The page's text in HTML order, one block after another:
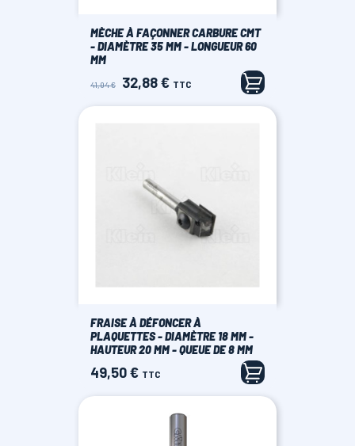
MÈCHE À FAÇONNER CARBURE CMT
- DIAMÈTRE 35 MM - LONGUEUR 60
MM
Prix
41,04 € Prix
32,88 € TTC
FRAISE À DÉFONCER À
PLAQUETTES - DIAMÈTRE 18 MM -
HAUTEUR 20 MM - QUEUE DE 8 MM
Prix
49,50 € TTC